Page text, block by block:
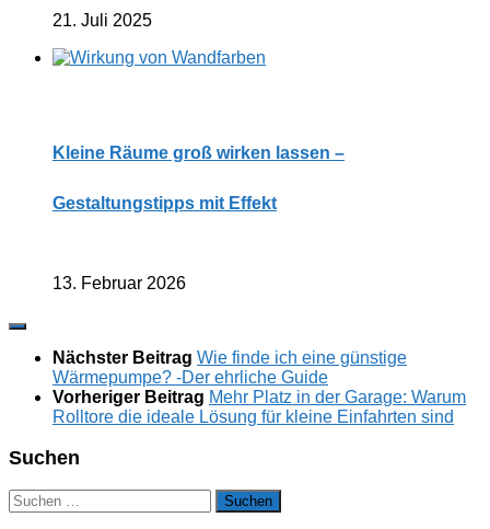
21. Juli 2025
Kleine Räume groß wirken lassen –
Gestaltungstipps mit Effekt
13. Februar 2026
Nächster Beitrag Wie finde ich eine günstige
Wärmepumpe? -Der ehrliche Guide
Vorheriger Beitrag Mehr Platz in der Garage: Warum
Rolltore die ideale Lösung für kleine Einfahrten sind
Suchen
Suchen
nach: